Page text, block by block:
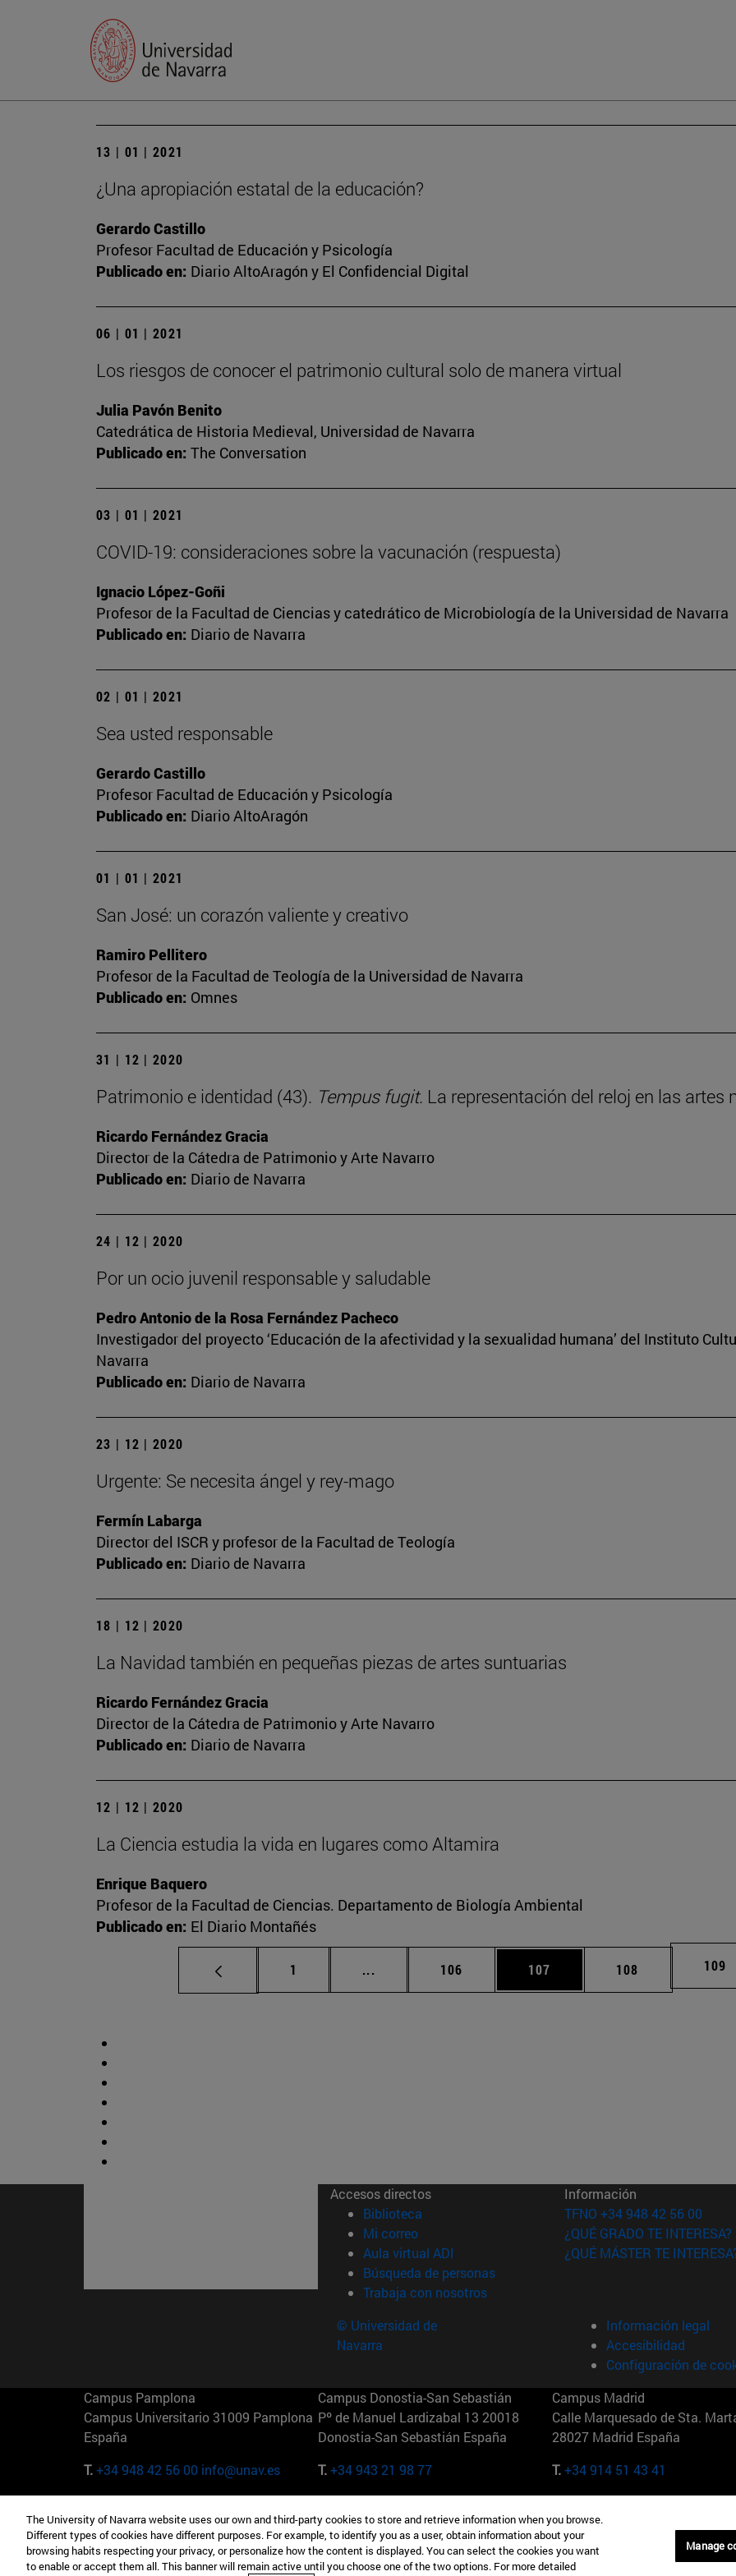
13 | 01 | 2021
¿Una apropiación estatal de la educación?
Gerardo Castillo
Profesor Facultad de Educación y Psicología
Publicado en: Diario AltoAragón y El Confidencial Digital
06 | 01 | 2021
Los riesgos de conocer el patrimonio cultural solo de manera virtual
Julia Pavón Benito
Catedrática de Historia Medieval, Universidad de Navarra
Publicado en: The Conversation
03 | 01 | 2021
COVID-19: consideraciones sobre la vacunación (respuesta)
Ignacio López-Goñi
Profesor de la Facultad de Ciencias y catedrático de Microbiología de la Universidad de Navarra
Publicado en: Diario de Navarra
02 | 01 | 2021
Sea usted responsable
Gerardo Castillo
Profesor Facultad de Educación y Psicología
Publicado en: Diario AltoAragón
01 | 01 | 2021
San José: un corazón valiente y creativo
Ramiro Pellitero
Profesor de la Facultad de Teología de la Universidad de Navarra
Publicado en: Omnes
31 | 12 | 2020
Patrimonio e identidad (43). Tempus fugit. La representación del reloj en las artes
Ricardo Fernández Gracia
Director de la Cátedra de Patrimonio y Arte Navarro
Publicado en: Diario de Navarra
24 | 12 | 2020
Por un ocio juvenil responsable y saludable
Pedro Antonio de la Rosa Fernández Pacheco
Investigador del proyecto ‘Educación de la afectividad y la sexualidad humana’ del Instituto
Navarra
Publicado en: Diario de Navarra
23 | 12 | 2020
Urgente: Se necesita ángel y rey-mago
Fermín Labarga
Director del ISCR y profesor de la Facultad de Teología
Publicado en: Diario de Navarra
18 | 12 | 2020
La Navidad también en pequeñas piezas de artes suntuarias
Ricardo Fernández Gracia
Director de la Cátedra de Patrimonio y Arte Navarro
Publicado en: Diario de Navarra
12 | 12 | 2020
La Ciencia estudia la vida en lugares como Altamira
Enrique Baquero
Profesor de la Facultad de Ciencias. Departamento de Biología Ambiental
Publicado en: El Diario Montañés
Página
1 ... Páginas intermedias Use TAB para desplazarse.
Página
106 Página
107 Página
108 109
Accesos directos
Biblioteca (abre en nueva ventana)
Mi correo(abre en nueva ventana)
Aula virtual ADI (abre en nueva ventana)
Búsqueda de personas(abre en nueva ventana)
Trabaja con nosotros(abre en nueva ventana)
Información
TFNO +34 948 42 56 00
¿QUÉ GRADO TE INTERESA?
¿QUÉ MÁSTER TE
© Universidad de
Navarra
Información legal
Accesibilidad
Configuración de
Campus Pamplona
Campus Universitario 31009 Pamplona
España
T.+34 948 42 56 00 info@unav.es
Campus Donostia-San Sebastián
Pº de Manuel Lardizabal 13 20018
Donostia-San Sebastián España
T.+34 943 21 98 77
Campus Madrid
Calle Marquesado de Sta.
28027 Madrid España
T.+34 914 51 43 41
Camino del Cerro Águila 3 28023
Madrid España
165 W 57th St 10019-2201 Nueva York
EE.UU
Maria-Theresia-Straße 15 81675
Múnich Alemania
The University of Navarra website uses our own and third-party cookies to store and retrieve information when you browse.
Different types of cookies have different purposes. For example, to identify you as a user, obtain information about your
browsing habits respecting your privacy, or personalize how the content is displayed. You can select the cookies you want
to enable or accept them all. This banner will remain active until you choose one of the two options. For more detailed
Manage